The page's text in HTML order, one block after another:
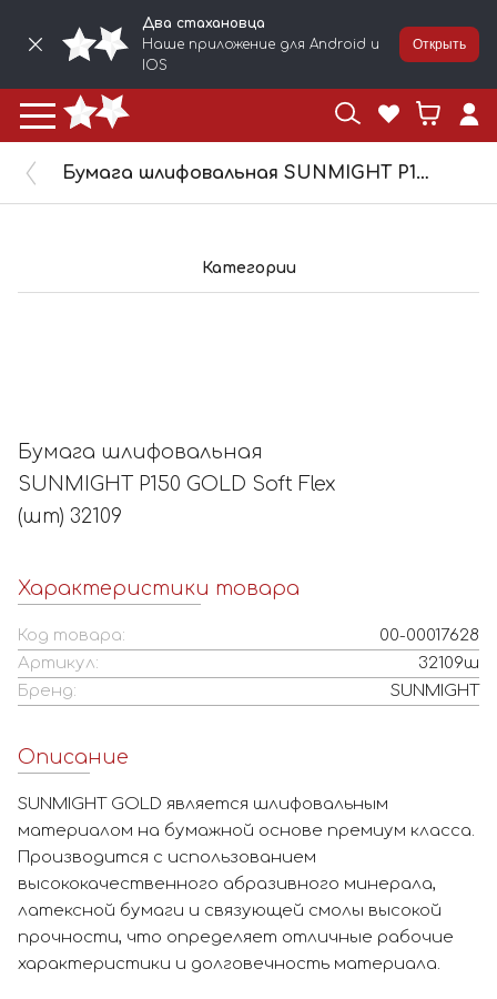
Два стахановца
Наше приложение для Android и
IOS
Открыть
Бумага шлифовальная SUNMIGHT P150 GOLD Soft Flex (шт) 32109
Категории
Бумага шлифовальная
SUNMIGHT P150 GOLD Soft Flex
(шт) 32109
Характеристики товара
Код товара:
00-00017628
Артикул:
32109ш
Бренд:
SUNMIGHT
Описание
SUNMIGHT GOLD является шлифовальным
материалом на бумажной основе премиум класса.
Производится с использованием
высококачественного абразивного минерала,
латексной бумаги и связующей смолы высокой
прочности, что определяет отличные рабочие
характеристики и долговечность материала.